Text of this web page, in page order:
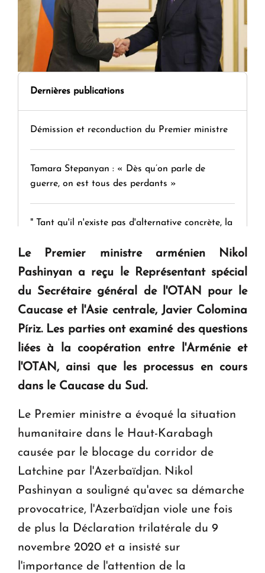
Dernières publications
Démission et reconduction du Premier ministre
Tamara Stepanyan : « Dès qu’on parle de
guerre, on est tous des perdants »
" Tant qu'il n'existe pas d'alternative concrète, la
KASA : 30 ans d'audace, de résilience et d'avenir
en Arménie
Le premier hôtel Hyatt Regency d'Arménie
ouvrira ses portes à Dilijan
Le Premier ministre arménien Nikol
Pashinyan a reçu le Représentant spécial
du Secrétaire général de l'OTAN pour le
Caucase et l'Asie centrale, Javier Colomina
Píriz. Les parties ont examiné des questions
liées à la coopération entre l'Arménie et
l'OTAN, ainsi que les processus en cours
dans le Caucase du Sud.
Le Premier ministre a évoqué la situation
humanitaire dans le Haut-Karabagh
causée par le blocage du corridor de
Latchine par l'Azerbaïdjan. Nikol
Pashinyan a souligné qu'avec sa démarche
provocatrice, l'Azerbaïdjan viole une fois
de plus la Déclaration trilatérale du 9
novembre 2020 et a insisté sur
l'importance de l'attention de la